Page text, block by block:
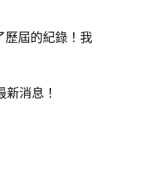
歷屆的紀錄！我
消息！